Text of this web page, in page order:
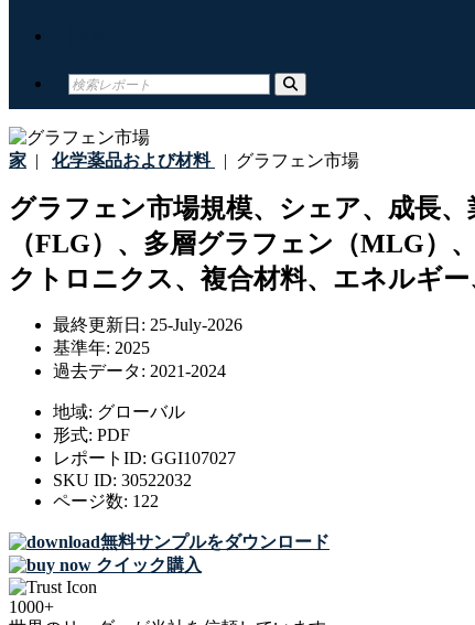
家 | 化学薬品および材料 | グラフェン市場
グラフェン市場規模、シェア、成長
（FLG）、多層グラフェン（MLG）
クトロニクス、複合材料、エネルギ
最終更新日: 25-July-2026
基準年: 2025
過去データ: 2021-2024
地域: グローバル
形式: PDF
レポートID: GGI107027
SKU ID: 30522032
ページ数: 122
無料サンプルをダウンロード
クイック購入
1000+